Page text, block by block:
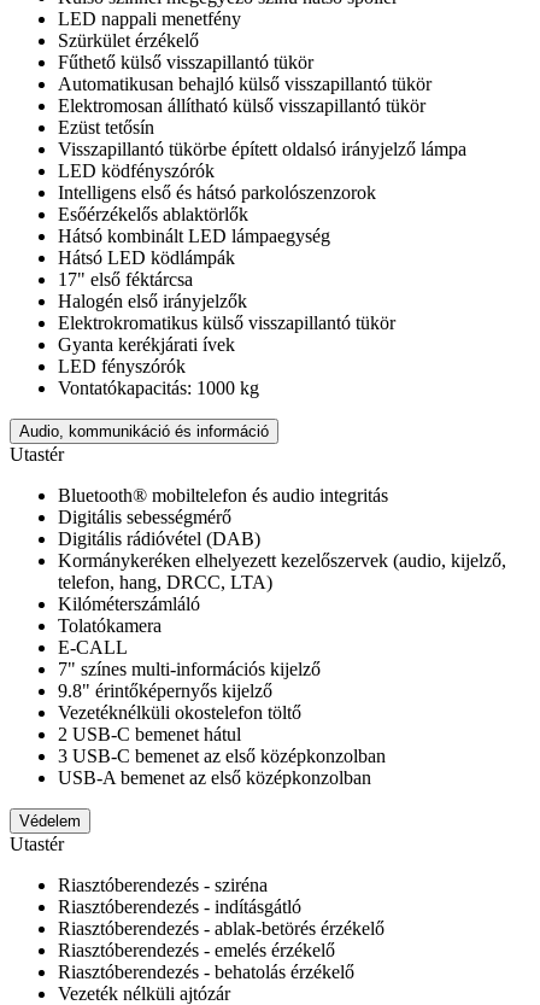
LED nappali menetfény
Szürkület érzékelő
Fűthető külső visszapillantó tükör
Automatikusan behajló külső visszapillantó tükör
Elektromosan állítható külső visszapillantó tükör
Ezüst tetősín
Visszapillantó tükörbe épített oldalsó irányjelző lámpa
LED ködfényszórók
Intelligens első és hátsó parkolószenzorok
Esőérzékelős ablaktörlők
Hátsó kombinált LED lámpaegység
Hátsó LED ködlámpák
17" első féktárcsa
Halogén első irányjelzők
Elektrokromatikus külső visszapillantó tükör
Gyanta kerékjárati ívek
LED fényszórók
Vontatókapacitás: 1000 kg
Audio, kommunikáció és információ
Utastér
Bluetooth® mobiltelefon és audio integritás
Digitális sebességmérő
Digitális rádióvétel (DAB)
Kormánykeréken elhelyezett kezelőszervek (audio, kijelző,
telefon, hang, DRCC, LTA)
Kilóméterszámláló
Tolatókamera
E-CALL
7" színes multi-információs kijelző
9.8" érintőképernyős kijelző
Vezetéknélküli okostelefon töltő
2 USB-C bemenet hátul
3 USB-C bemenet az első középkonzolban
USB-A bemenet az első középkonzolban
Védelem
Utastér
Riasztóberendezés - sziréna
Riasztóberendezés - indításgátló
Riasztóberendezés - ablak-betörés érzékelő
Riasztóberendezés - emelés érzékelő
Riasztóberendezés - behatolás érzékelő
Vezeték nélküli ajtózár